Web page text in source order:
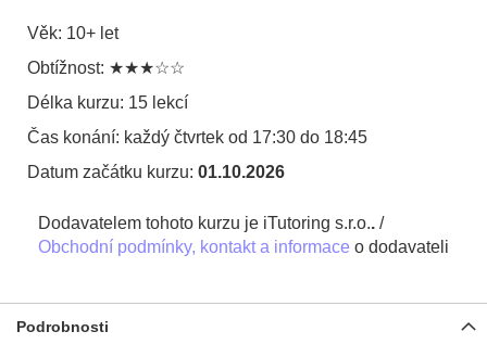
Věk: 10+ let
Obtížnost: ★★★☆☆
Délka kurzu: 15 lekcí
Čas konání: každý čtvrtek od 17:30 do 18:45
Datum začátku kurzu: 01.10.2026
Dodavatelem tohoto kurzu je iTutoring s.r.o.. /
Obchodní podmínky, kontakt a informace o dodavateli
Podrobnosti